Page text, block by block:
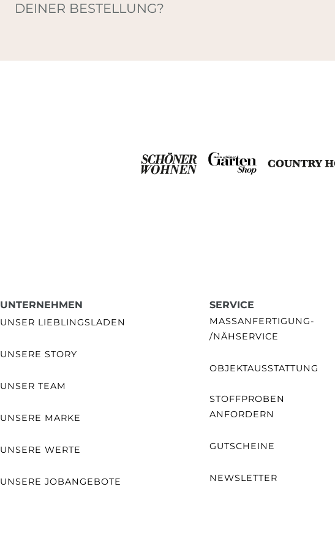
DEINER BESTELLUNG?
UNTERNEHMEN
UNSER LIEBLINGSLADEN
UNSERE STORY
UNSER TEAM
UNSERE MARKE
UNSERE WERTE
UNSERE JOBANGEBOTE
SERVICE
MASSANFERTIGUNG- /
NÄHSERVICE
OBJEKTAUSSTATTUNG
STOFFPROBEN
ANFORDERN
GUTSCHEINE
NEWSLETTER